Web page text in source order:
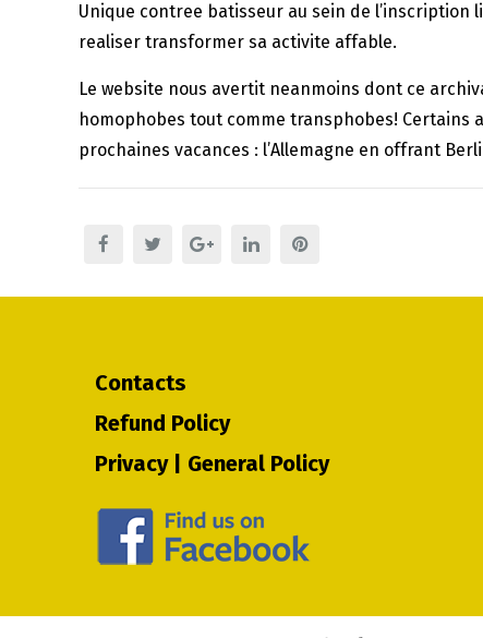
Unique contree batisseur au sein de
realiser transformer sa activite affable.
Le website nous avertit neanmoins dont ce
homophobes tout comme transphobes!
prochaines vacances : l’Allemagne en offrant
Contacts
Refund Policy
Privacy | General Policy